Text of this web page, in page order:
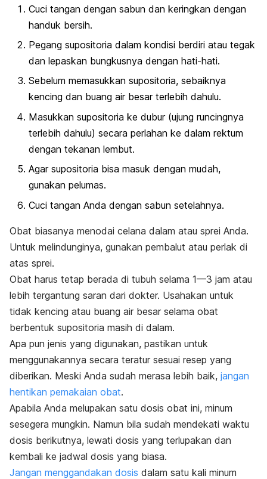
Cuci tangan dengan sabun dan keringkan dengan
handuk bersih.
Pegang supositoria dalam kondisi berdiri atau tegak
dan lepaskan bungkusnya dengan hati-hati.
Sebelum memasukkan supositoria, sebaiknya
kencing dan buang air besar terlebih dahulu.
Masukkan supositoria ke dubur (ujung runcingnya
terlebih dahulu) secara perlahan ke dalam rektum
dengan tekanan lembut.
Agar supositoria bisa masuk dengan mudah,
gunakan pelumas.
Cuci tangan Anda dengan sabun setelahnya.
Obat biasanya menodai celana dalam atau sprei Anda.
Untuk melindunginya, gunakan pembalut atau perlak di
atas sprei.
Obat harus tetap berada di tubuh selama 1—3 jam atau
lebih tergantung saran dari dokter. Usahakan untuk
tidak kencing atau buang air besar selama obat
berbentuk supositoria masih di dalam.
Apa pun jenis yang digunakan, pastikan untuk
menggunakannya secara teratur sesuai resep yang
diberikan. Meski Anda sudah merasa lebih baik, jangan
hentikan pemakaian obat.
Apabila Anda melupakan satu dosis obat ini, minum
sesegera mungkin. Namun bila sudah mendekati waktu
dosis berikutnya, lewati dosis yang terlupakan dan
kembali ke jadwal dosis yang biasa.
Jangan menggandakan dosis dalam satu kali minum